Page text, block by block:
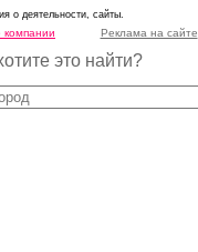
о деятельности, сайты.
компании Реклама на сайте
это найти?